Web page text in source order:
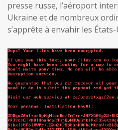
presse russe, l’aéroport
Ukraine et de nombreux
s’apprête à envahir les